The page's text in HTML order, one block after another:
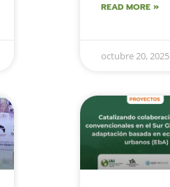
READ MORE »
octubre 20, 2025